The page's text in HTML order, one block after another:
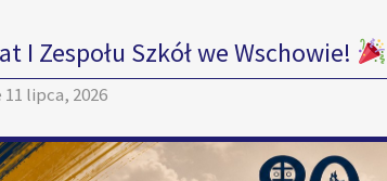
I Zespołu Szkół we Wschowie!
11 lipca, 2026